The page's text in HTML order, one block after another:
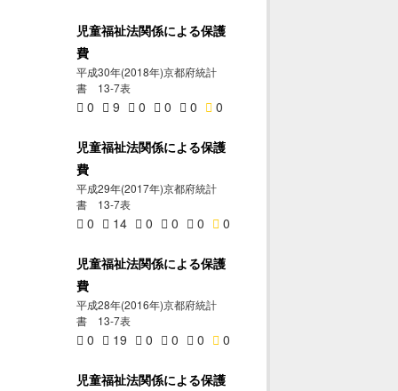
児童福祉法関係による保護
費
平成30年(2018年)京都府統計
書 13-7表
0 9 0 0 0 0
児童福祉法関係による保護
費
平成29年(2017年)京都府統計
書 13-7表
0 14 0 0 0 0
児童福祉法関係による保護
費
平成28年(2016年)京都府統計
書 13-7表
0 19 0 0 0 0
児童福祉法関係による保護